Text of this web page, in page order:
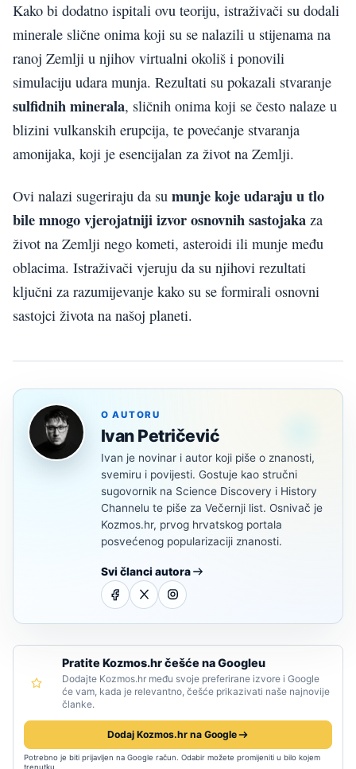
Kako bi dodatno ispitali ovu teoriju, istraživači su dodali
minerale slične onima koji su se nalazili u stijenama na
ranoj Zemlji u njihov virtualni okoliš i ponovili
simulaciju udara munja. Rezultati su pokazali stvaranje
sulfidnih minerala, sličnih onima koji se često nalaze u
blizini vulkanskih erupcija, te povećanje stvaranja
amonijaka, koji je esencijalan za život na Zemlji.
Ovi nalazi sugeriraju da su munje koje udaraju u tlo
bile mnogo vjerojatniji izvor osnovnih sastojaka za
život na Zemlji nego kometi, asteroidi ili munje među
oblacima. Istraživači vjeruju da su njihovi rezultati
ključni za razumijevanje kako su se formirali osnovni
sastojci života na našoj planeti.
O AUTORU
Ivan Petričević
Ivan je novinar i autor koji piše o znanosti,
svemiru i povijesti. Gostuje kao stručni
sugovornik na Science Discovery i History
Channelu te piše za Večernji list. Osnivač je
Kozmos.hr, prvog hrvatskog portala
posvećenog popularizaciji znanosti.
Svi članci autora
Pratite Kozmos.hr češće na Googleu
Dodajte Kozmos.hr među svoje preferirane izvore i Google
će vam, kada je relevantno, češće prikazivati naše najnovije
članke.
Dodaj Kozmos.hr na Google
Potrebno je biti prijavljen na Google račun. Odabir možete promijeniti u bilo kojem
trenutku.